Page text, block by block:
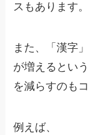
スもあります。
また、「漢字
が増えるとい
を減らすのも
例えば、